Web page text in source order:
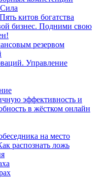
китов богатства
бизнес. Подними свою
резервом
Управление
эффективность и
в жёстком онлайн
на место
распознать ложь